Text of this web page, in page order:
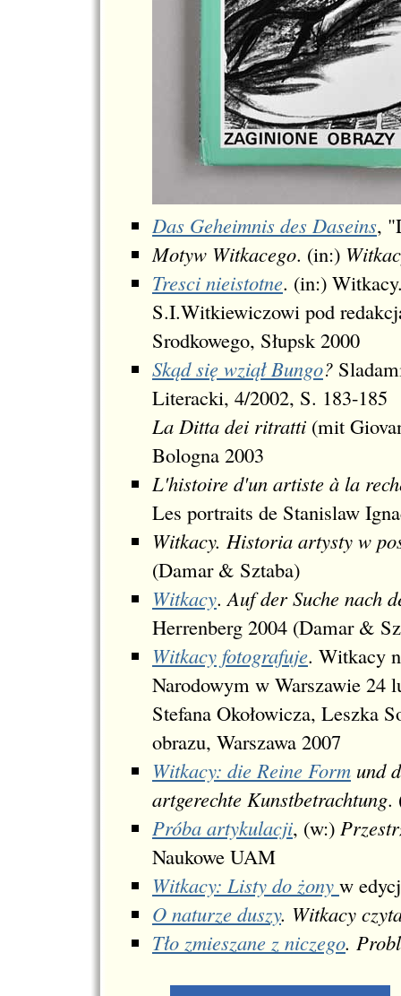
Das Geheimnis des Daseins,
Motyw Witkacego. (in:)
Tresci nieistotne. (in:)
S.I.Witkiewiczowi pod
Srodkowego, Słupsk 2000
Skąd się wziął Bungo?
Literacki, 4/2002, S. 183-185
La Ditta dei ritratti (mit
Bologna 2003
L'histoire d'un artiste à la
Les portraits de Stanislaw
Witkacy. Historia artysty w
(Damar & Sztaba)
Witkacy. Auf der Suche nach
Herrenberg 2004 (Damar &
Witkacy fotografuje. Witkacy
Narodowym w Warszawie 24
Stefana Okołowicza, Leszka
obrazu, Warszawa 2007
Witkacy: die Reine Form und
artgerechte Kunstbetrachtung.
Próba artykulacji, (w:)
Naukowe UAM
Witkacy: Listy do żony w
O naturze duszy. Witkacy
Tło zmieszane z niczego.